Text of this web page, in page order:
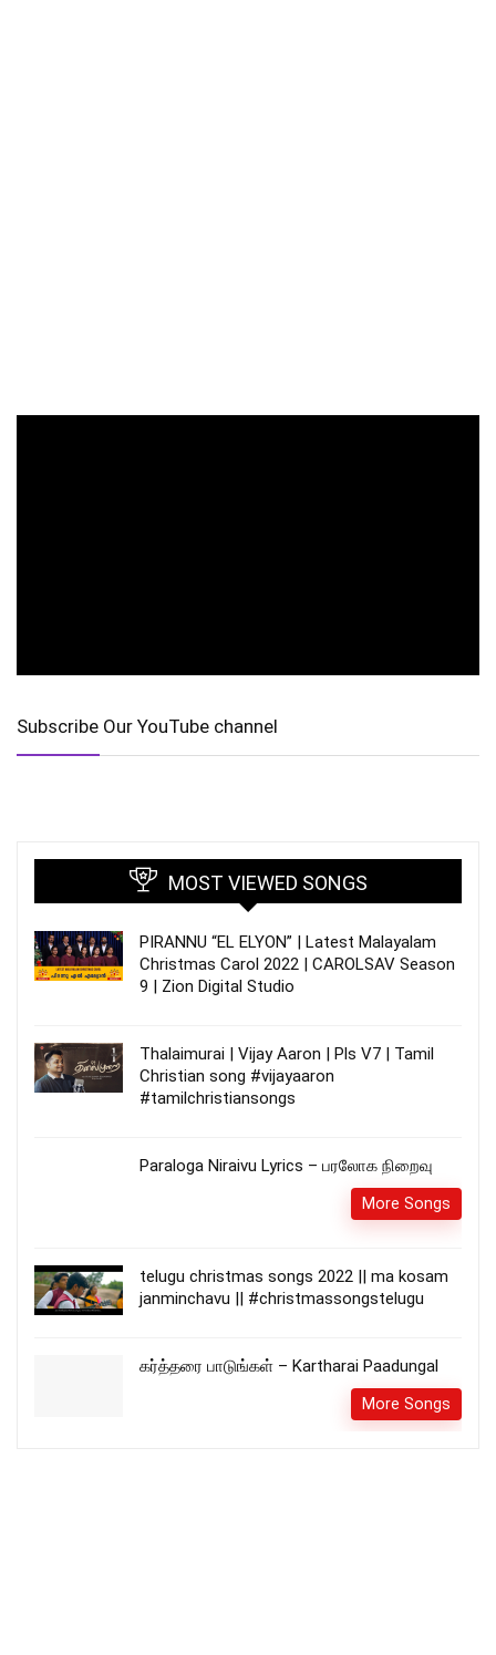
Subscribe Our YouTube channel
MOST VIEWED SONGS
PIRANNU “EL ELYON” | Latest Malayalam
Christmas Carol 2022 | CAROLSAV Season
9 | Zion Digital Studio
Thalaimurai | Vijay Aaron | Pls V7 | Tamil
Christian song #vijayaaron
#tamilchristiansongs
Paraloga Niraivu Lyrics – பரலோக நிறைவு
More Songs
telugu christmas songs 2022 || ma kosam
janminchavu || #christmassongstelugu
கர்த்தரை பாடுங்கள் – Kartharai Paadungal
More Songs